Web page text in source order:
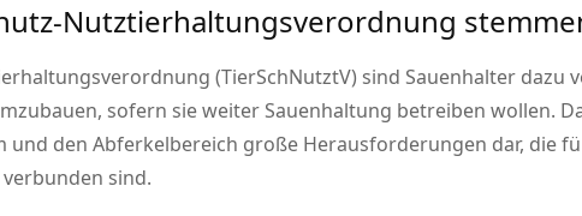
Nutztierhaltungsverordnung
(TierSchNutztV) sind Sauenhalter dazu
sofern sie weiter Sauenhaltung betreiben wollen.
den Abferkelbereich große Herausforderungen dar, die
sind.